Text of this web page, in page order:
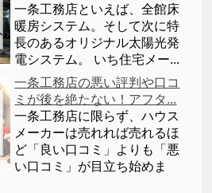
一条工務店といえば、全館床
暖房システム。そして次に特
長のあるオリジナル太陽光発
電システム。 いち住宅メー...
一条工務店の悪い評判や口コ
ミが後を絶たない！アフタ...
一条工務店に限らず、ハウス
メーカーは売れれば売れるほ
ど「良い口コミ」よりも「悪
い口コミ」が目立ち始めま